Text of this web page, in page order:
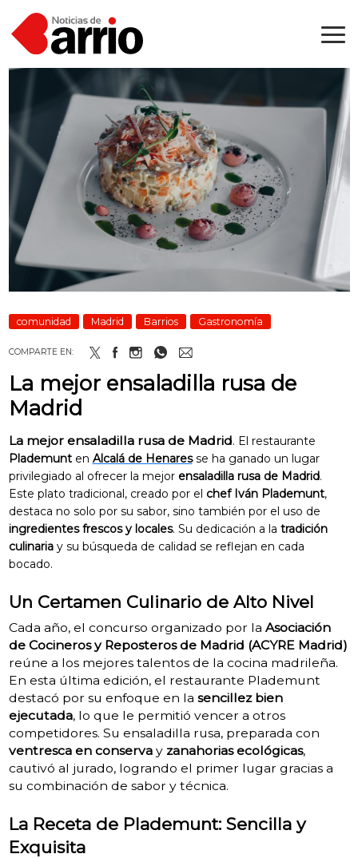
comunidad Madrid Barrios Gastronomía
COMPARTE EN:
La mejor ensaladilla rusa de
Madrid
La mejor ensaladilla rusa de Madrid. El restaurante
Plademunten Alcalá de Henaresse ha ganado un lugar
privilegiado al ofrecer la mejor ensaladilla rusa de Madrid.
Este plato tradicional, creado por el chef Iván Plademunt,
destaca no solo por su sabor, sino también por el uso de
ingredientes frescos y locales. Su dedicación a la tradición
culinariay su búsqueda de calidad se reflejan en cada
bocado.
Un Certamen Culinario de Alto Nivel
Cada año, el concurso organizado por la Asociación
de Cocineros y Reposteros de Madrid (ACYRE Madrid)
reúne a los mejores talentos de la cocina madrileña.
En esta última edición, el restaurante Plademunt
destacó por su enfoque en la sencillez bien
ejecutada, lo que le permitió vencer a otros
competidores. Su ensaladilla rusa, preparada con
ventresca en conservay zanahorias ecológicas,
cautivó al jurado, logrando el primer lugar gracias a
su combinación de sabor y técnica.
La Receta de Plademunt: Sencilla y
Exquisita